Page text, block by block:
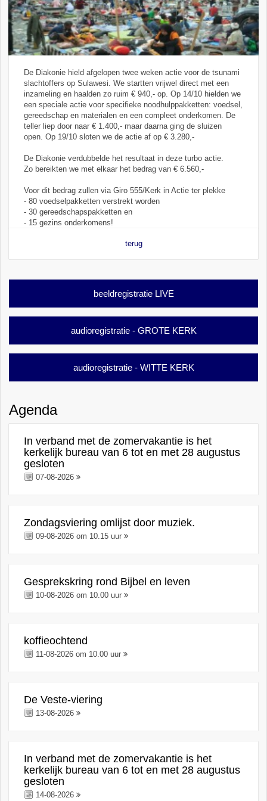
De Diakonie hield afgelopen twee weken actie voor de tsunami
slachtoffers op Sulawesi. We startten vrijwel direct met een
inzameling en haalden zo ruim € 940,- op. Op 14/10 hielden we
een speciale actie voor specifieke noodhulppakketten: voedsel,
gereedschap en materialen en een compleet onderkomen. De
teller liep door naar € 1.400,- maar daarna ging de sluizen
open. Op 19/10 sloten we de actie af op € 3.280,-
De Diakonie verdubbelde het resultaat in deze turbo actie.
Zo bereikten we met elkaar het bedrag van € 6.560,-
Voor dit bedrag zullen via Giro 555/Kerk in Actie ter plekke
- 80 voedselpakketten verstrekt worden
- 30 gereedschapspakketten en
- 15 gezins onderkomens!
terug
beeldregistratie LIVE
audioregistratie - GROTE KERK
audioregistratie - WITTE KERK
Agenda
In verband met de zomervakantie is het
kerkelijk bureau van 6 tot en met 28 augustus
gesloten
07-08-2026
Zondagsviering omlijst door muziek.
09-08-2026 om 10.15 uur
Gesprekskring rond Bijbel en leven
10-08-2026 om 10.00 uur
koffieochtend
11-08-2026 om 10.00 uur
De Veste-viering
13-08-2026
In verband met de zomervakantie is het
kerkelijk bureau van 6 tot en met 28 augustus
gesloten
14-08-2026